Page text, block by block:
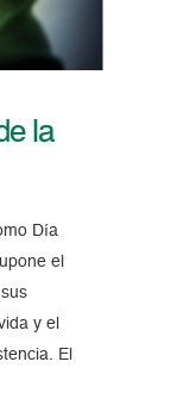
la
Día
el
y el
El